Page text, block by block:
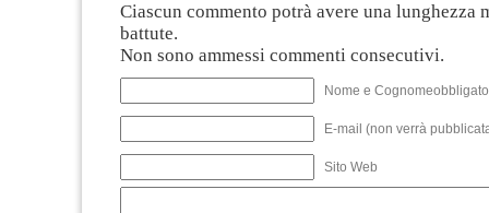
Ciascun commento potrà avere una lunghezza
battute.
Non sono ammessi commenti consecutivi.
Nome e
E-mail (non verrà
Sito Web